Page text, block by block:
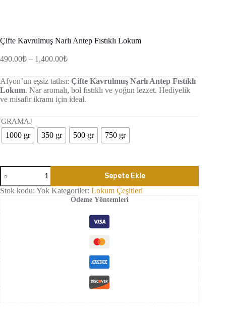
Çifte Kavrulmuş Narlı Antep Fıstıklı Lokum
490.00₺ – 1,400.00₺Fiyat
490.00₺
-
1,400.00₺
Afyon’un eşsiz tatlısı: Çifte Kavrulmuş Narlı Antep Fıstıklı
Lokum. Nar aromalı, bol fıstıklı ve yoğun lezzet. Hediyelik
ve misafir ikramı için ideal.
GRAMAJ
1000 gr 350 gr 500 gr 750 gr
Çifte
Kavrulmuş
Narlı
Antep
Sepete Ekle
Stok kodu: Yok Kategoriler: Lokum Çeşitleri
Ödeme Yöntemleri